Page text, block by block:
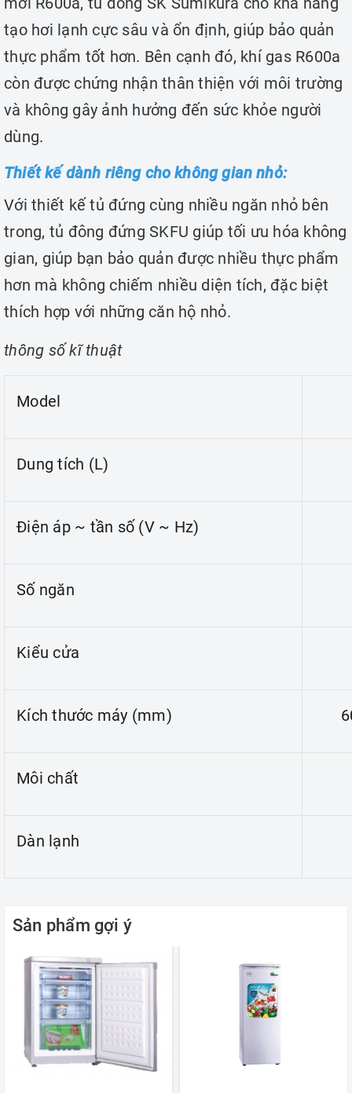
tạo hơi lạnh cực sâu và ổn định, giúp bảo quản
thực phẩm tốt hơn. Bên cạnh đó, khí gas R600a
còn được chứng nhận thân thiện với môi trường
và không gây ảnh hưởng đến sức khỏe người
dùng.
Thiết kế dành riêng cho không gian nhỏ:
Với thiết kế tủ đứng cùng nhiều ngăn nhỏ bên
trong, tủ đông đứng SKFU giúp tối ưu hóa không
gian, giúp bạn bảo quản được nhiều thực phẩm
hơn mà không chiếm nhiều diện tích, đặc biệt
thích hợp với những căn hộ nhỏ.
thông số kĩ thuật
Model
Dung tích (L)
Điện áp ~ tần số (V ~ Hz)
Số ngăn
Kiểu cửa
Kích thước máy (mm)
Môi chất
Dàn lạnh
Sản phẩm gợi ý